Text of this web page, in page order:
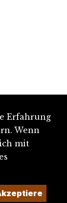
Erfahrung
Wenn
mit